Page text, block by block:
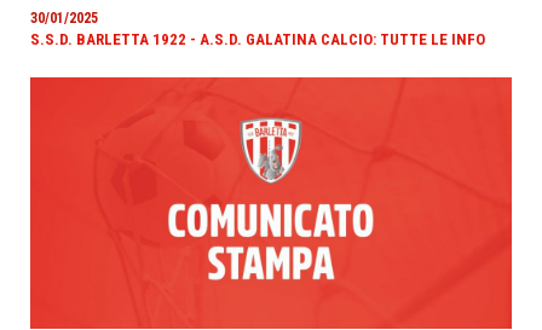
30/01/2025
S.S.D. BARLETTA 1922 - A.S.D. GALATINA CALCIO: TUTTE LE INFO